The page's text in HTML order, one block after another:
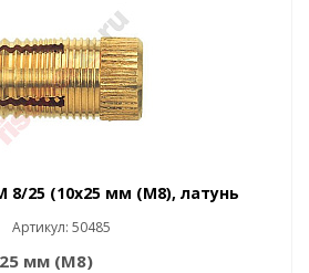
8/25 (10x25 мм (M8), латунь
Артикул: 50485
мм (M8)